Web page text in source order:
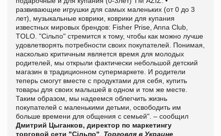
развивающие игрушки для самых маленьких (от 0 до 3
лет), музыкальные коврики, коврики для купания
известных мировых брендов: Fisher Prise, Anna Club,
TOLO. "Сільпо" стремится к тому, чтобы как можно лучше
удовлетворять потребности своих покупателей. Понимая,
насколько критичным является время для молодых
родителей, мы открыли фактически небольшой детский
магазин в традиционном супермаркете. И родители
теперь смогут вместе с продуктами для себя, купить
товары для своих малышей в одном и том же месте.
Таким образом, мы надеемся облегчить жизнь
покупателей с маленькими детьми, освободить им
больше времени для общения с семьей". – сообщил
Дмитрий Цыганков, директор по маркетингу
торговой сети "Сільпо"
Торговля в Украине